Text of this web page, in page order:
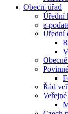
Obecní úřad
Úřední
e-
Úřední
Řád